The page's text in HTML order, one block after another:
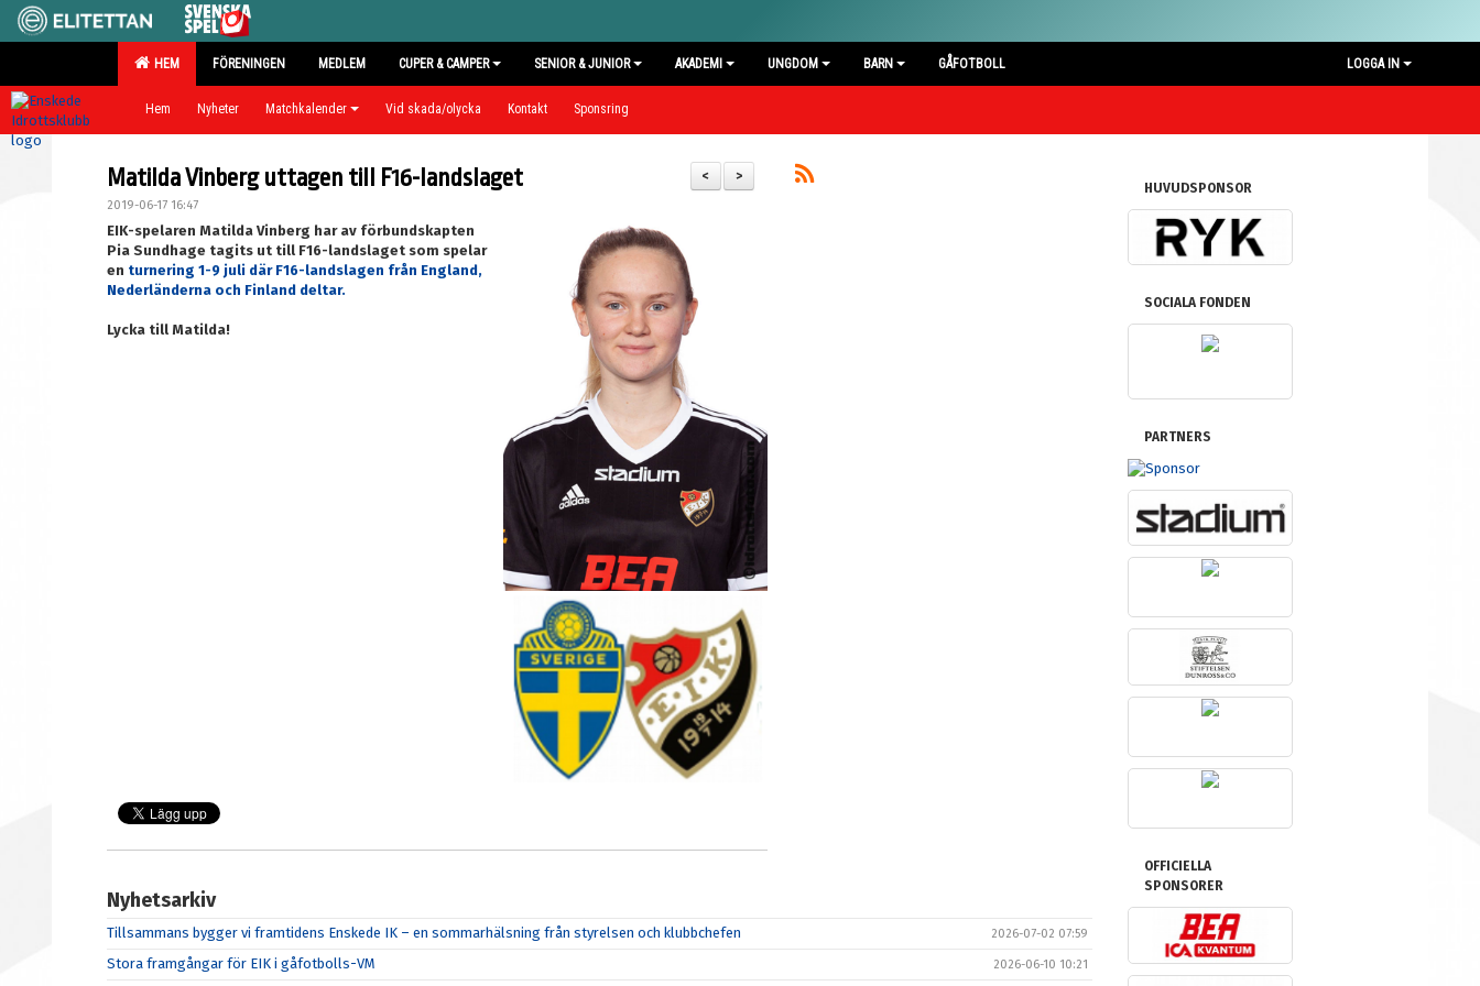
HEM FÖRENINGEN MEDLEM CUPER & CAMPER SENIOR & JUNIOR AKADEMI UNGDOM BARN GÅFOTBOLL LOGGA IN
Hem Nyheter Matchkalender Vid skada/olycka Kontakt Sponsring
>
<
Matilda Vinberg uttagen till F16-landslaget
2019-06-17 16:47
EIK-spelaren Matilda Vinberg har av förbundskapten
Pia Sundhage tagits ut till F16-landslaget som spelar
en turnering 1-9 juli där F16-landslagen från England,
Nederländerna och Finland deltar.
Lycka till Matilda!
Nyhetsarkiv
Tillsammans bygger vi framtidens Enskede IK – en sommarhälsning från styrelsen och klubbchefen 2026-07-02 07:59
Stora framgångar för EIK i gåfotbolls-VM 2026-06-10 10:21
HUVUDSPONSOR
SOCIALA FONDEN
PARTNERS
OFFICIELLA
SPONSORER